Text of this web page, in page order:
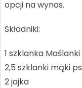
opcji na wynos.
Składniki:
1 szklanka
2,5 szklanki mąki
2 jajka